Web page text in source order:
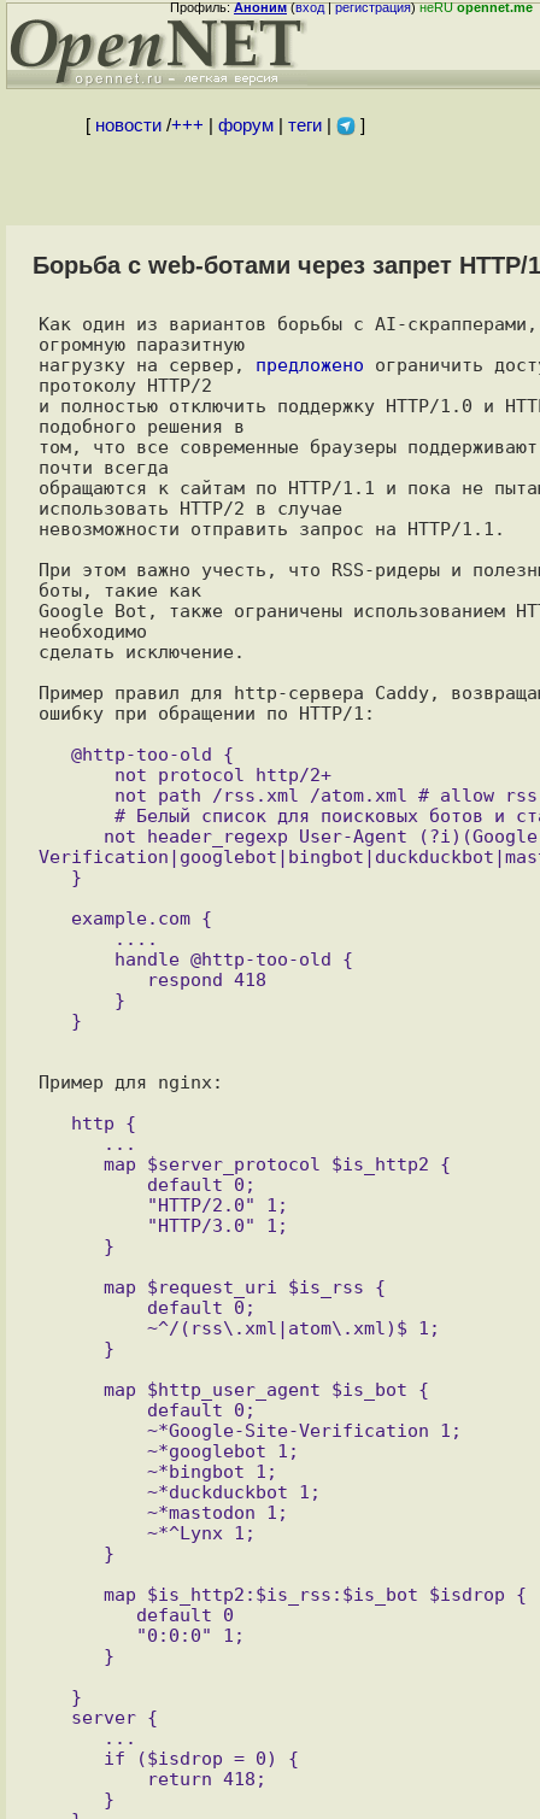
Профиль:Аноним(вход|регистрация)неRUopennet.me
[ новости/+++ форум| теги| ]
Борьба с web-ботами через запрет HTTP/
Как один из вариантов борьбы с AI-скрапперами,
огромную паразитную
нагрузку на сервер, предложено ограничить
протоколу HTTP/2
и полностью отключить поддержку HTTP/1.0 и
подобного решения в
том, что все современные браузеры
почти всегда
обращаются к сайтам по HTTP/1.1 и пока не
использовать HTTP/2 в случае
невозможности отправить запрос на HTTP/1.1.
При этом важно учесть, что RSS-ридеры и
боты, такие как
Google Bot, также ограничены использованием
необходимо
сделать исключение.
Пример правил для http-сервера Caddy,
ошибку при обращении по HTTP/1:
Пример для nginx: